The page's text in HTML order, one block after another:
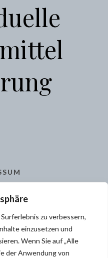
zu verbessern,
einzusetzen und
Wenn Sie auf „Alle
der Anwendung von